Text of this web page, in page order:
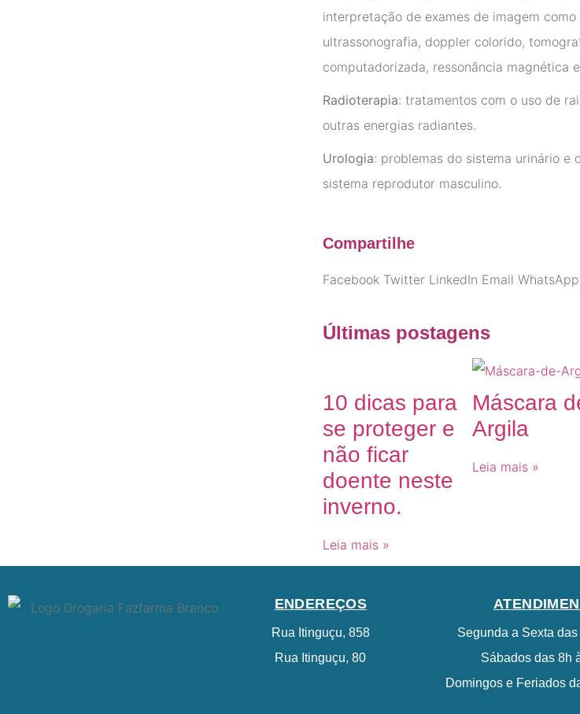
interpretação de exames de imagem como
ultrassonografia, doppler colorido,
computadorizada, ressonância magnética
Radioterapia: tratamentos com o uso de
outras energias radiantes.
Urologia: problemas do sistema urinário e
sistema reprodutor masculino.
Compartilhe
Facebook Twitter LinkedIn Email WhatsApp
Últimas postagens
10 dicas para
se proteger e
não ficar
doente neste
inverno.
Leia mais »
Máscara
Argila
Leia mais »
ENDEREÇOS
Rua Itinguçu, 858
Rua Itinguçu, 80
Segunda a Sexta
Sábados das 8h
Domingos e Feriados